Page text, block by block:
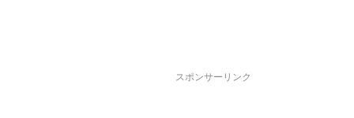
スポンサーリンク